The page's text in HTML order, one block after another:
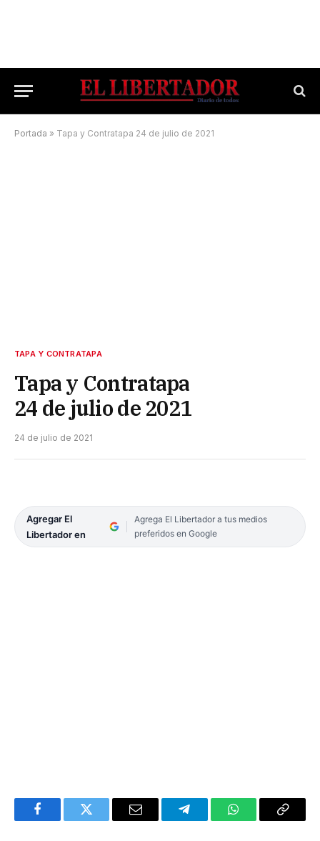
Portada » Tapa y Contratapa 24 de julio de 2021
TAPA Y CONTRATAPA
Tapa y Contratapa
24 de julio de 2021
24 de julio de 2021
Agregar El
Libertador en
Agrega El Libertador a tus medios
preferidos en Google
FacebookTwitter Email TelegramWhatsAppCopy